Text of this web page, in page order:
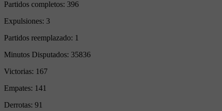
Partidos completos: 396
Expulsiones: 3
Partidos reemplazado: 1
Minutos Disputados: 35836
Victorias: 167
Empates: 141
Derrotas: 91